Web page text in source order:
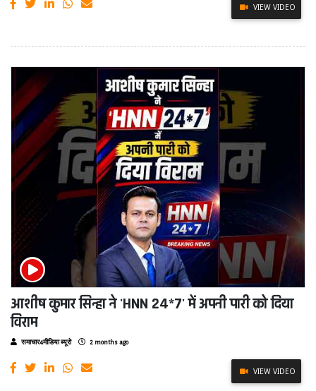
VIEW VIDEO
आशीष कुमार सिन्हा ने 'HNN 24*7' में अपनी पारी को दिया
विराम
समाचार4मीडिया ब्यूरो 2 months ago
VIEW VIDEO